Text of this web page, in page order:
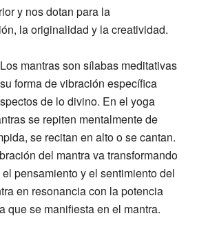
y nos dotan para la
la originalidad y la creatividad.
Los mantras son sílabas meditativas
forma de vibración específica
de lo divino. En el yoga
se repiten mentalmente de
se recitan en alto o se cantan.
del mantra va transformando
pensamiento y el sentimiento del
en resonancia con la potencia
que se manifiesta en el mantra.